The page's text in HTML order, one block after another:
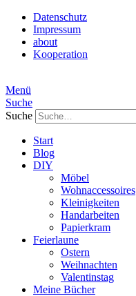
Datenschutz
Impressum
about
Kooperation
Menü
Suche
Suche
Start
Blog
DIY
Möbel
Wohnaccessoires
Kleinigkeiten
Handarbeiten
Papierkram
Feierlaune
Ostern
Weihnachten
Valentinstag
Meine Bücher